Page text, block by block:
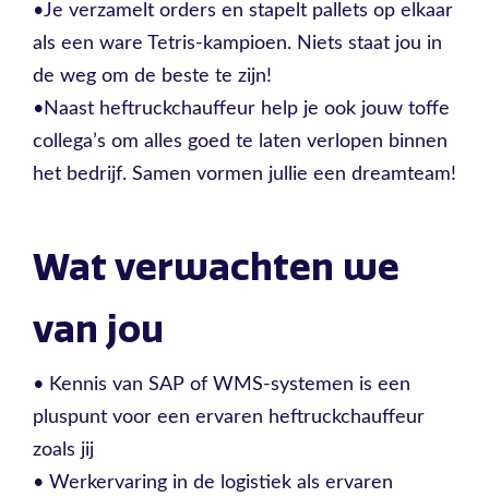
•Je verzamelt orders en stapelt pallets op elkaar
als een ware Tetris-kampioen. Niets staat jou in
de weg om de beste te zijn!
•Naast heftruckchauffeur help je ook jouw toffe
collega’s om alles goed te laten verlopen binnen
het bedrijf. Samen vormen jullie een dreamteam!
Wat verwachten we
van jou
• Kennis van SAP of WMS-systemen is een
pluspunt voor een ervaren heftruckchauffeur
zoals jij
• Werkervaring in de logistiek als ervaren